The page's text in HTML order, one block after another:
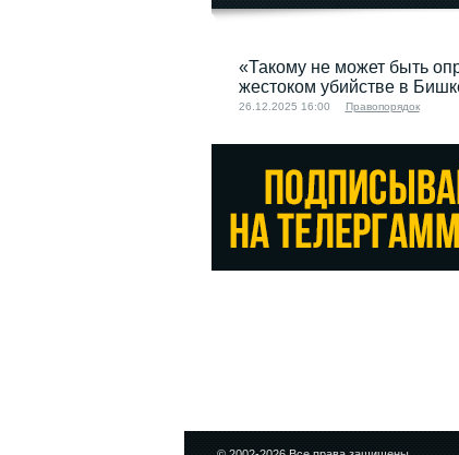
«Такому не может быть
жестоком убийстве в
26.12.2025 16:00 Правопорядок